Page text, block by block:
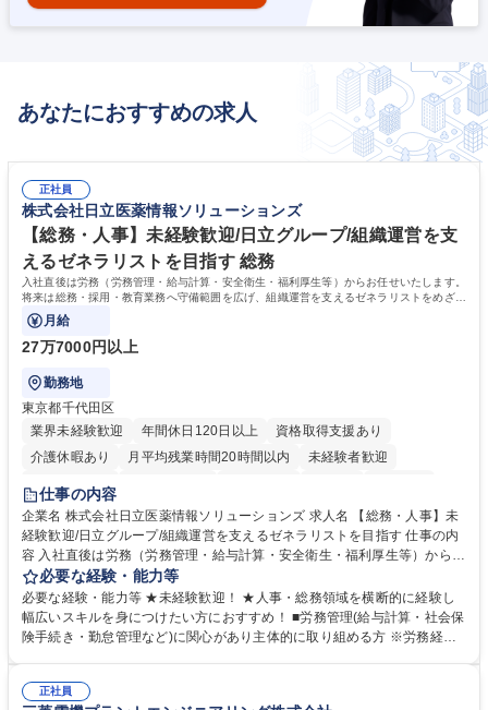
あなたにおすすめの求人
正社員
株式会社日立医薬情報ソリューションズ
【総務・人事】未経験歓迎/日立グループ/組織運営を支
えるゼネラリストを目指す 総務
入社直後は労務（労務管理・給与計算・安全衛生・福利厚生等）からお任せいたします。
将来は総務・採用・教育業務へ守備範囲を広げ、組織運営を支えるゼネラリストをめざせ
ます。
月給
27万7000円以上
勤務地
東京都千代田区
業界未経験歓迎
年間休日120日以上
資格取得支援あり
介護休暇あり
月平均残業時間20時間以内
未経験者歓迎
住宅手当あり
育休あり
完全週休2日制 交通費支給 土日祝休み 寮・社宅あり
仕事の内容
企業名 株式会社日立医薬情報ソリューションズ 求人名 【総務・人事】未
経験歓迎/日立グループ/組織運営を支えるゼネラリストを目指す 仕事の内
容 入社直後は労務（労務管理・給与計算・安全衛生・福利厚生等）からお
任せいたします。将来は総務・採用・教育業務へ守備範囲を広げ、組織運
営を支えるゼネラリストをめざせます。 ・初期業務：労働時間管理、給与
計算、社会保険対応、福利厚生管理、安全衛生、健康経営推進等をお任せ
します。ご経験に応じて、休職者管理など、幅広く経験を積んでいただき
幅広く経験を積みたい意欲がある方に最適な環境です。 募集職種 【総
必要な経験・能力等
必要な経験・能力等 ★未経験歓迎！ ★人事・総務領域を横断的に経験し
幅広いスキルを身につけたい方におすすめ！ ■労務管理(給与計算・社会保
険手続き・勤怠管理など)に関心があり主体的に取り組める方 ※労務経験
のご経験 ■労務管理（給与計算・社会保険手続き・勤怠管理など）の経験
正社員